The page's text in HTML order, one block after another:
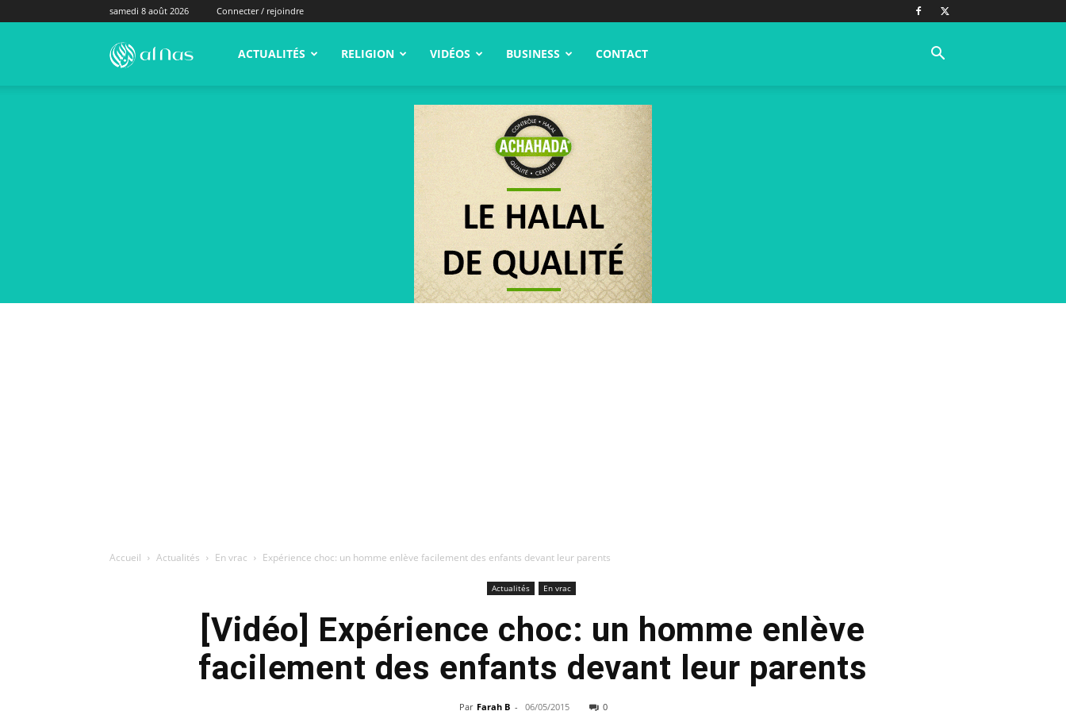
samedi 8 août 2026 Connecter / rejoindre
alNas.fr ACTUALITÉS RELIGION VIDÉOS BUSINESS CONTACT
Accueil Actualités En vrac Expérience choc: un homme enlève facilement des enfants devant leur parents
Actualités En vrac
[Vidéo] Expérience choc: un homme enlève
facilement des enfants devant leur parents
Par Farah B - 06/05/2015 0